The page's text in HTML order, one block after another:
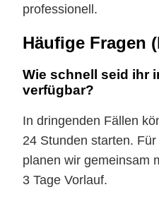
professionell.
Häufige Fragen
Wie schnell seid ihr
verfügbar?
In dringenden Fällen
24 Stunden starten.
planen wir gemeinsam
3 Tage Vorlauf.